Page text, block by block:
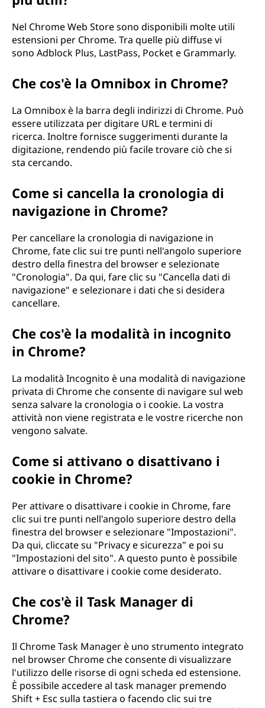
Nel Chrome Web Store sono disponibili molte utili
estensioni per Chrome. Tra quelle più diffuse vi
sono Adblock Plus, LastPass, Pocket e Grammarly.
Che cos'è la Omnibox in Chrome?
La Omnibox è la barra degli indirizzi di Chrome. Può
essere utilizzata per digitare URL e termini di
ricerca. Inoltre fornisce suggerimenti durante la
digitazione, rendendo più facile trovare ciò che si
sta cercando.
Come si cancella la cronologia di
navigazione in Chrome?
Per cancellare la cronologia di navigazione in
Chrome, fate clic sui tre punti nell'angolo superiore
destro della finestra del browser e selezionate
"Cronologia". Da qui, fare clic su "Cancella dati di
navigazione" e selezionare i dati che si desidera
cancellare.
Che cos'è la modalità in incognito
in Chrome?
La modalità Incognito è una modalità di navigazione
privata di Chrome che consente di navigare sul web
senza salvare la cronologia o i cookie. La vostra
attività non viene registrata e le vostre ricerche non
vengono salvate.
Come si attivano o disattivano i
cookie in Chrome?
Per attivare o disattivare i cookie in Chrome, fare
clic sui tre punti nell'angolo superiore destro della
finestra del browser e selezionare "Impostazioni".
Da qui, cliccate su "Privacy e sicurezza" e poi su
"Impostazioni del sito". A questo punto è possibile
attivare o disattivare i cookie come desiderato.
Che cos'è il Task Manager di
Chrome?
Il Chrome Task Manager è uno strumento integrato
nel browser Chrome che consente di visualizzare
l'utilizzo delle risorse di ogni scheda ed estensione.
È possibile accedere al task manager premendo
Shift + Esc sulla tastiera o facendo clic sui tre